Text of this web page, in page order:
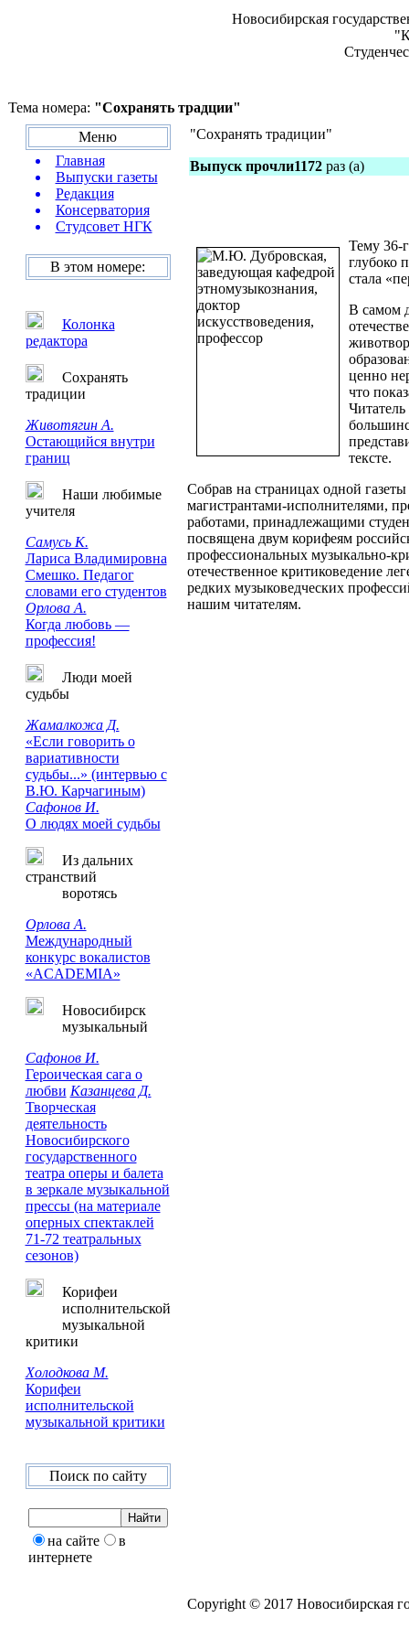
Новосибирская
Тема номера: "Сохранять традции"
Меню
Главная
Выпуски газеты
Редакция
Консерватория
Студсовет НГК
В этом номере:
Колонка
редактора
Сохранять
традиции
Животягин А.
Остающийся внутри
границ
Наши любимые
учителя
Самусь К.
Лариса Владимировна
Смешко. Педагог
словами его студентов
Орлова А.
Когда любовь —
профессия!
Люди моей
судьбы
Жамалкожа Д.
«Если говорить о
вариативности
судьбы...» (интервью с
В.Ю. Карчагиным)
Сафонов И.
О людях моей судьбы
Из дальних
странствий
воротясь
Орлова А.
Международный
конкурс вокалистов
«ACADEMIA»
Новосибирск
музыкальный
Сафонов И.
Героическая сага о
любви Казанцева Д.
Творческая
деятельность
Новосибирского
государственного
театра оперы и балета
в зеркале музыкальной
прессы (на материале
оперных спектаклей
71-72 театральных
сезонов)
Корифеи
исполнительской
музыкальной
критики
Холодкова М.
Корифеи
исполнительской
музыкальной критики
Поиск по сайту
на сайте
в
интернете
"Сохранять традиции"
Выпуск прочли1172раз (а)
Тему 36-
глубоко
стала
В самом
ценно
что
тексте.
Собрав на страницах одной
магистрантами-исполнителями,
работами, принадлежащими
посвящена двум корифеям
профессиональных музыкально-
отечественное критиковедение
редких музыковедческих
нашим читателям.
Copyright © 2017 Новосибирская